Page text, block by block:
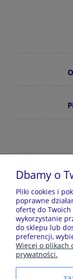
Sklep z
100 Busko-
602 809 945 |
Polecane
Dbamy o
Pliki cookies i
poprawne
ofertę do Twoich
wykorzystanie
do sklepu lub
preferencji,
Więcej o plikach
prywatności.